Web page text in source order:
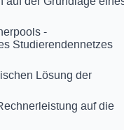
-
Studierendennetzes
Lösung der
auf die